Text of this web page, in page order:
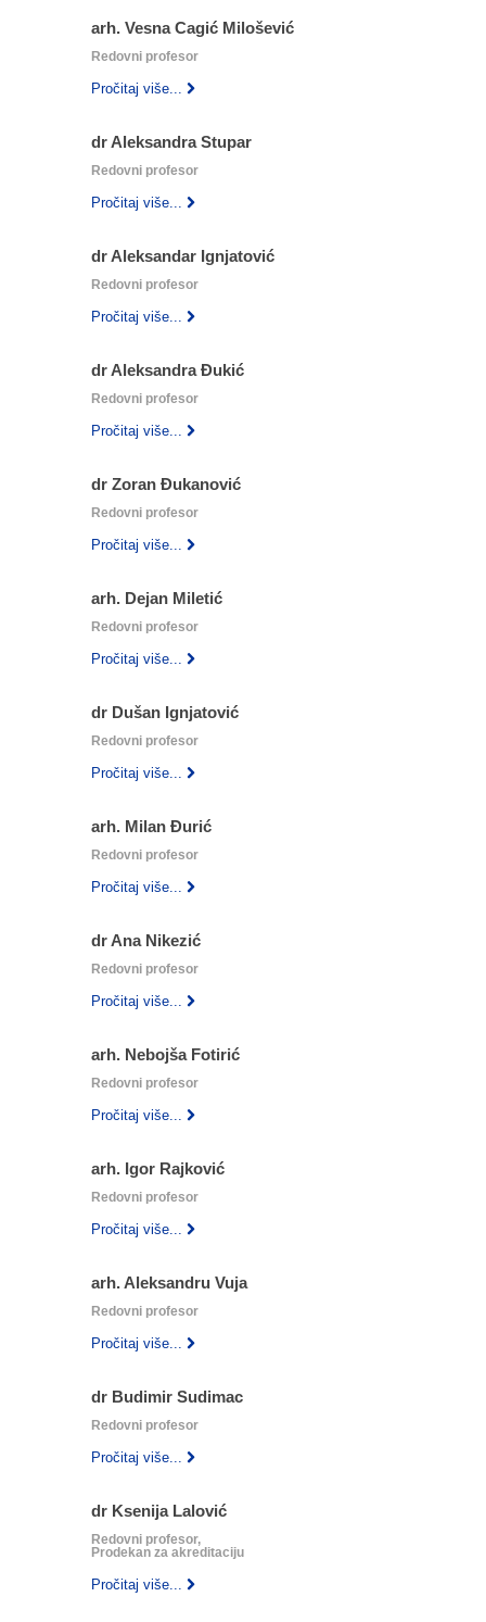
arh. Vesna Cagić Milošević
Redovni profesor
Pročitaj više...
dr Aleksandra Stupar
Redovni profesor
Pročitaj više...
dr Aleksandar Ignjatović
Redovni profesor
Pročitaj više...
dr Aleksandra Đukić
Redovni profesor
Pročitaj više...
dr Zoran Đukanović
Redovni profesor
Pročitaj više...
arh. Dejan Miletić
Redovni profesor
Pročitaj više...
dr Dušan Ignjatović
Redovni profesor
Pročitaj više...
arh. Milan Đurić
Redovni profesor
Pročitaj više...
dr Ana Nikezić
Redovni profesor
Pročitaj više...
arh. Nebojša Fotirić
Redovni profesor
Pročitaj više...
arh. Igor Rajković
Redovni profesor
Pročitaj više...
arh. Aleksandru Vuja
Redovni profesor
Pročitaj više...
dr Budimir Sudimac
Redovni profesor
Pročitaj više...
dr Ksenija Lalović
Redovni profesor,
Prodekan za akreditaciju
Pročitaj više...